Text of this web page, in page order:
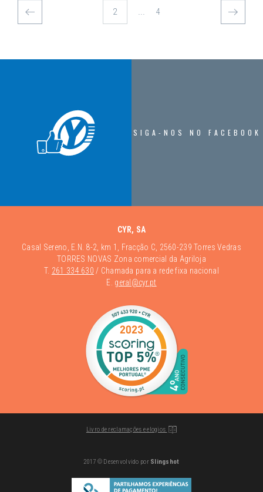
... 4
SIGA-NOS NO FACEBOOK
CYR, SA
Casal Sereno, E.N. 8-2, km 1, Fracção C, 2560-239 Torres Vedras
TORRES NOVAS Zona comercial da Agriloja
T. 261 334 630 / Chamada para a rede fixa nacional
E. geral@cyr.pt
Livro de reclamações e elogios
2017 © Desenvolvido por Slingshot